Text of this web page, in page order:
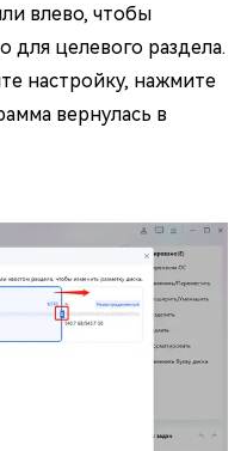
влево, чтобы
для целевого раздела.
настройку, нажмите
вернулась в